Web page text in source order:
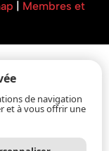
| Membres et
de navigation
et à vous offrir une